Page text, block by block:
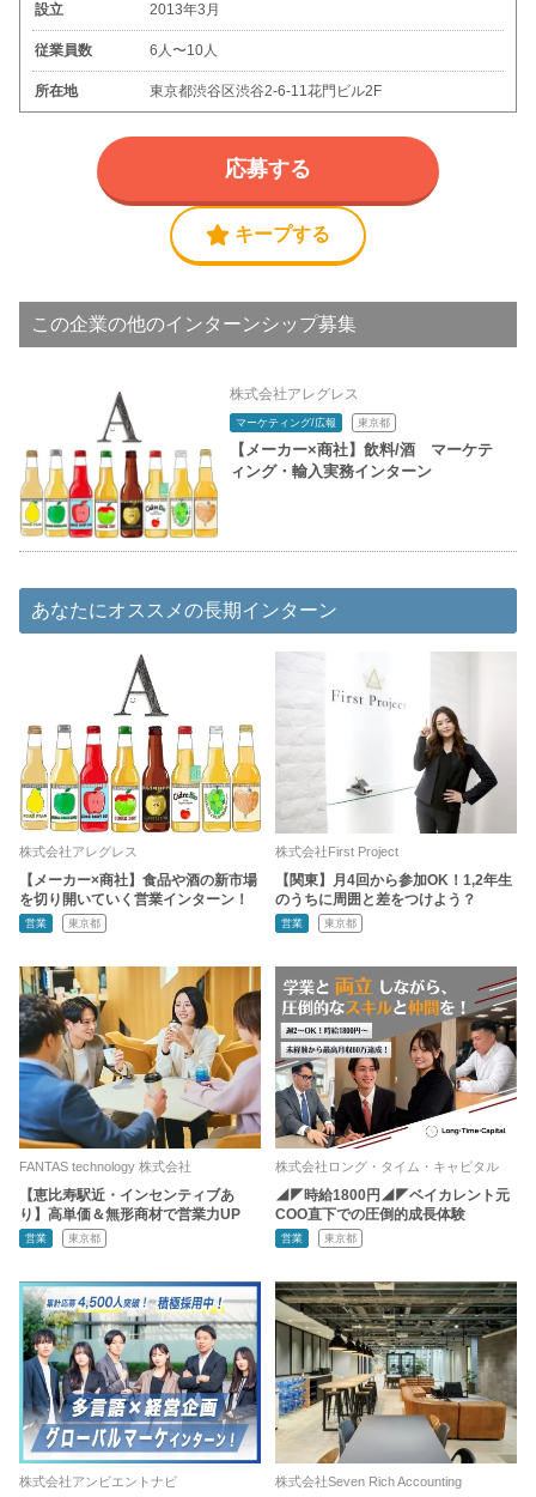
設立 2013年3月
従業員数 6人〜10人
所在地 東京都渋谷区渋谷2-6-11花門ビル2F
キープする
応募する
この企業の他のインターンシップ募集
株式会社アレグレス
マーケティング/広報 東京都
【メーカー×商社】飲料/酒 マーケテ
ィング・輸入実務インターン
あなたにオススメの長期インターン
株式会社アレグレス
【メーカー×商社】食品や酒の新市場
を切り開いていく営業インターン！
営業 東京都
株式会社First Project
【関東】月4回から参加OK！1,2年生
のうちに周囲と差をつけよう？
営業 東京都
FANTAS technology 株式会社
【恵比寿駅近・インセンティブあ
り】高単価＆無形商材で営業力UP
営業 東京都
株式会社ロング・タイム・キャピタル
◢◤時給1800円◢◤ベイカレント元
COO直下での圧倒的成長体験
営業 東京都
株式会社アンビエントナビ 株式会社Seven Rich Accounting